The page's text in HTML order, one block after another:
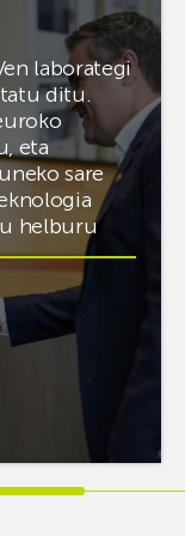
laborategi
ditu.
eta
sare
helburu